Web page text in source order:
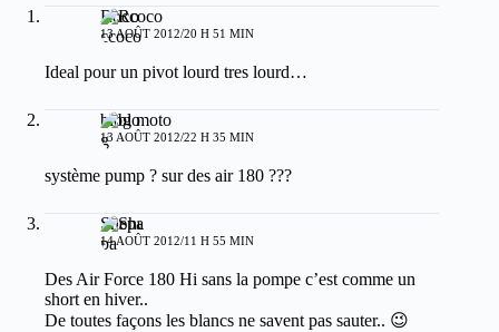
Roccoco
13 AOÛT 2012/20 H 51 MIN
Ideal pour un pivot lourd tres lourd…
blog moto
13 AOÛT 2012/22 H 35 MIN
système pump ? sur des air 180 ???
Shepa
14 AOÛT 2012/11 H 55 MIN
Des Air Force 180 Hi sans la pompe c’est comme un
short en hiver..
De toutes façons les blancs ne savent pas sauter.. 😉